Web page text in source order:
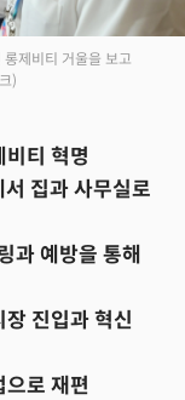
제비티 거울을 보고
)
티 혁명
집과 사무실로
과 예방을 통해
진입과 혁신
로 재편